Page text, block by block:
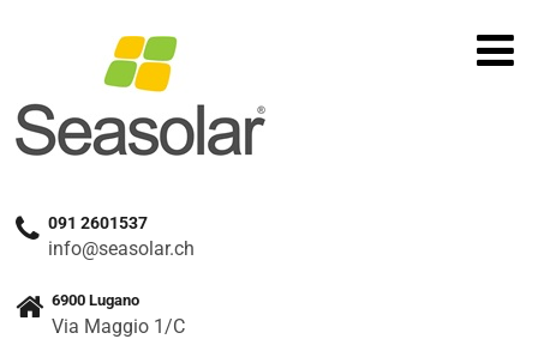
091 2601537
info@seasolar.ch
6900 Lugano
Via Maggio 1/C